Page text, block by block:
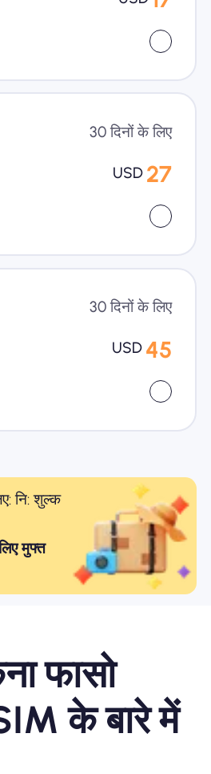
30 दिनों के लिए
USD 27
30 दिनों के लिए
USD 45
नि: शुल्क
मुफ्त
फासो
के बारे में